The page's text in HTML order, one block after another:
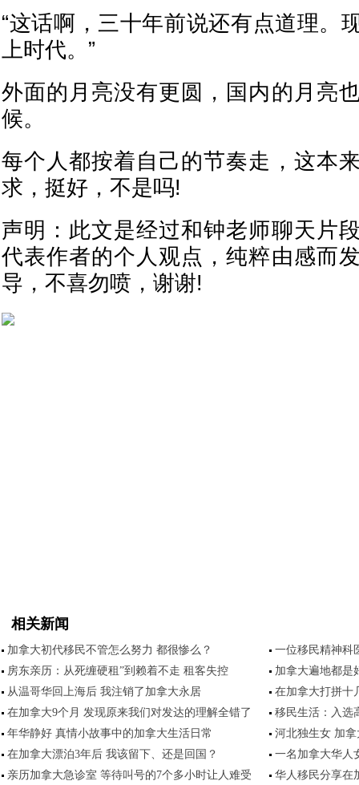
“这话啊，三十年前说还有点道理。
上时代。”
外面的月亮没有更圆，国内的月亮
候。
每个人都按着自己的节奏走，这本
求，挺好，不是吗!
声明：此文是经过和钟老师聊天片
代表作者的个人观点，纯粹由感而
导，不喜勿喷，谢谢!
相关新闻
加拿大初代移民不管怎么努力 都很惨么？
一位移民精神
房东亲历：从死缠硬租”到赖着不走 租客失控
加拿大遍地都是
从温哥华回上海后 我注销了加拿大永居
在加拿大打拼十
在加拿大9个月 发现原来我们对发达的理解全错了
移民生活：入选
年华静好 真情小故事中的加拿大生活日常
河北独生女 加
在加拿大漂泊3年后 我该留下、还是回国？
一名加拿大华人
亲历加拿大急诊室 等待叫号的7个多小时让人难受
华人移民分享在